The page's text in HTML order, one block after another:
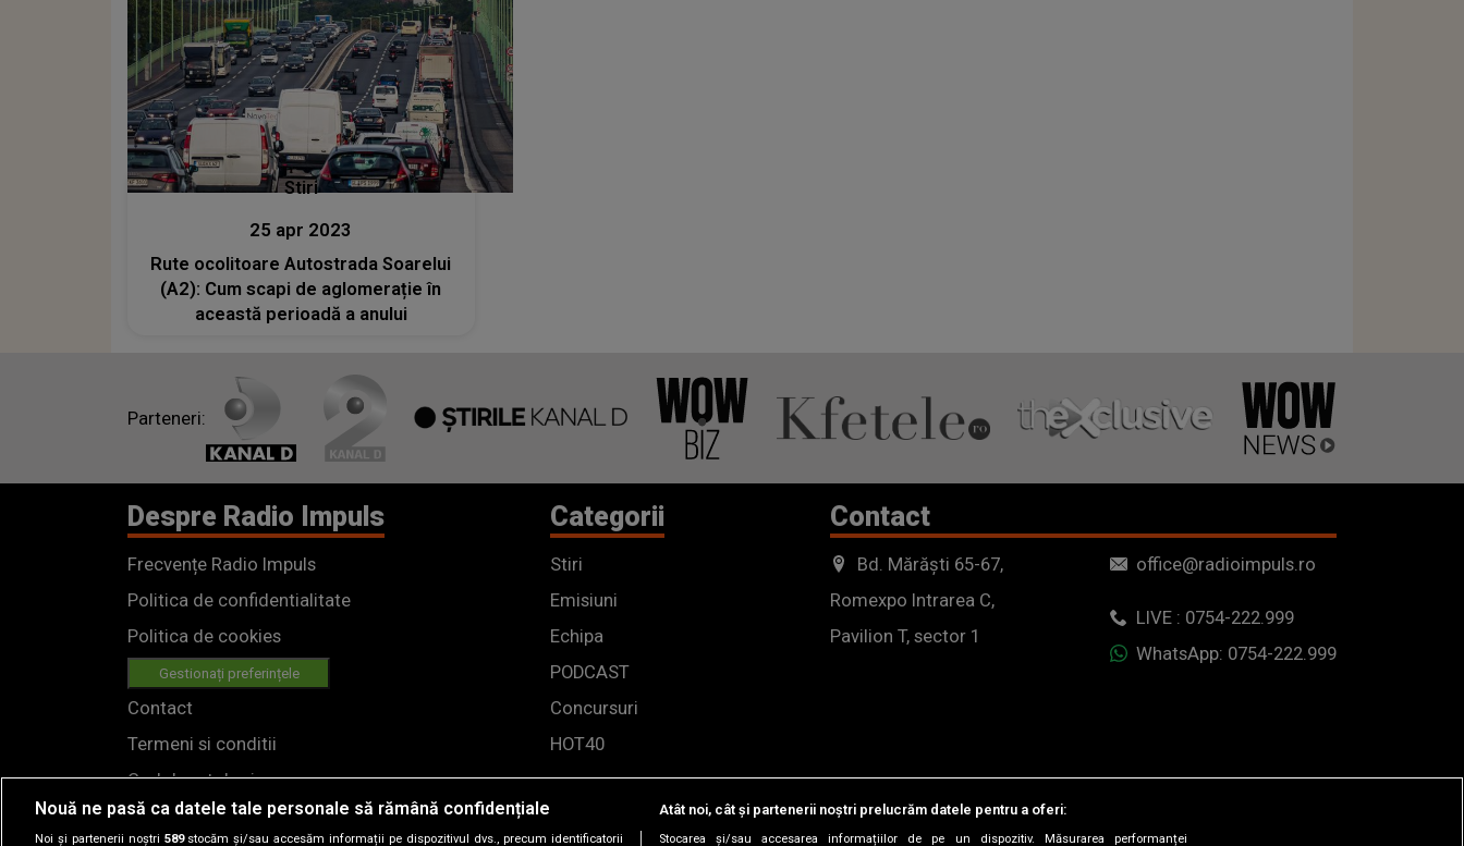
Stiri
25 apr 2023
Rute ocolitoare Autostrada Soarelui
(A2): Cum scapi de aglomerație în
această perioadă a anului
Parteneri:
Despre Radio Impuls
Frecvențe Radio Impuls
Politica de confidentialitate
Politica de cookies
Gestionați preferințele
Contact
Termeni si conditii
Cod deontologic
Regulamente
Categorii
Stiri
Emisiuni
Echipa
PODCAST
Concursuri
HOT40
Contact
Bd. Mărăști 65-67,
Romexpo Intrarea C,
Pavilion T, sector 1
office@radioimpuls.ro
LIVE : 0754-222.999
WhatsApp: 0754-222.999
Nouă ne pasă ca datele tale personale să rămână confidențiale
Noi și partenerii noștri 589stocăm și/sau accesăm informații pe dispozitivul dvs., precum identificatorii
Atât noi, cât și partenerii noștri prelucrăm datele pentru a oferi:
Stocarea și/sau accesarea informațiilor de pe un dispozitiv. Măsurarea performanței